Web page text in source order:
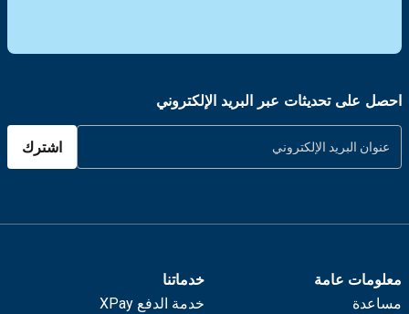
احصل على تحديثات عبر البريد الإلكتروني
اشترك
معلومات عامة
مساعدة
خدماتنا
خدمة الدفع XPay